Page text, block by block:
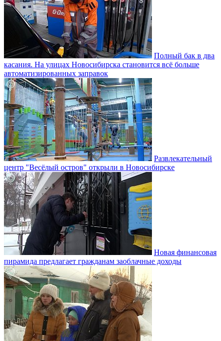
Полный бак в два
касания. На улицах Новосибирска становится всё больше
автоматизированных заправок
Развлекательный
центр "Весёлый остров" открыли в Новосибирске
Новая финансовая
пирамида предлагает гражданам заоблачные доходы